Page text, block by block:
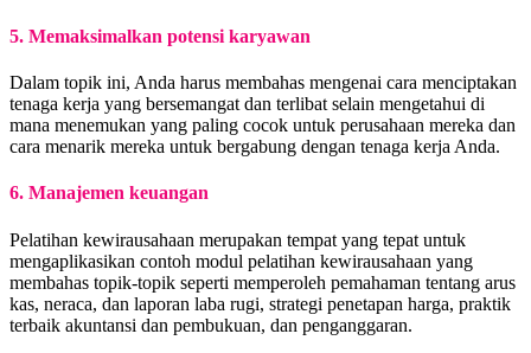
5. Memaksimalkan potensi karyawan
Dalam topik ini, Anda harus membahas mengenai cara menciptakan
tenaga kerja yang bersemangat dan terlibat selain mengetahui di
mana menemukan yang paling cocok untuk perusahaan mereka dan
cara menarik mereka untuk bergabung dengan tenaga kerja Anda.
6. Manajemen keuangan
Pelatihan kewirausahaan merupakan tempat yang tepat untuk
mengaplikasikan contoh modul pelatihan kewirausahaan yang
membahas topik-topik seperti memperoleh pemahaman tentang arus
kas, neraca, dan laporan laba rugi, strategi penetapan harga, praktik
terbaik akuntansi dan pembukuan, dan penganggaran.